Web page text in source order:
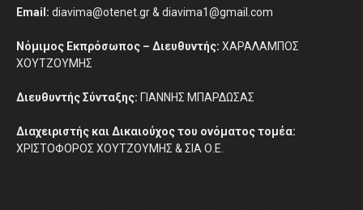
Email: diavima@otenet.gr & diavima1@gmail.com
Νόμιμος Εκπρόσωπος – Διευθυντής: ΧΑΡΑΛΑΜΠΟΣ
ΧΟΥΤΖΟΥΜΗΣ
Διευθυντής Σύνταξης: ΓΙΑΝΝΗΣ ΜΠΑΡΔΩΣΑΣ
Διαχειριστής και Δικαιούχος του ονόματος τομέα:
ΧΡΙΣΤΟΦΟΡΟΣ ΧΟΥΤΖΟΥΜΗΣ & ΣΙΑ Ο.Ε.